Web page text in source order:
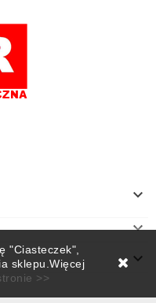
"Ciasteczek",
sklepu.Więcej
>>


